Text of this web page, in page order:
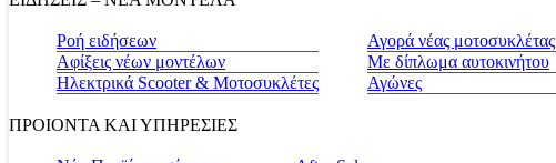
Ροή ειδήσεων
Αφίξεις νέων μοντέλων
Ηλεκτρικά Scooter & Μοτοσυκλέτες
Αγορά νέας μοτοσυκλέτας
Με δίπλωμα αυτοκινήτου
Αγώνες
ΠΡΟΙΟΝΤΑ ΚΑΙ ΥΠΗΡΕΣΙΕΣ